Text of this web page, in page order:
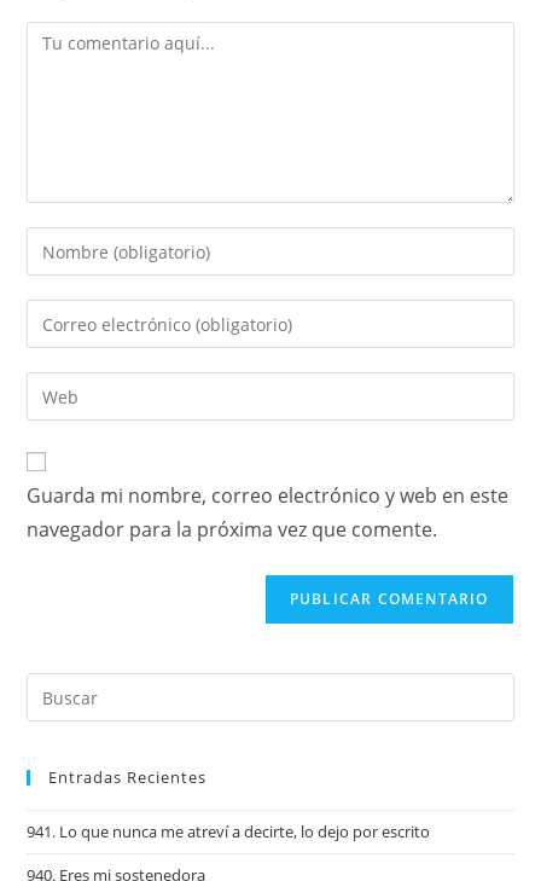
Guarda mi nombre, correo electrónico y web en este
navegador para la próxima vez que comente.
Entradas Recientes
941. Lo que nunca me atreví a decirte, lo dejo por escrito
940. Eres mi sostenedora